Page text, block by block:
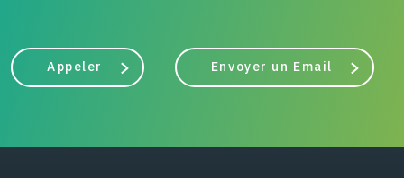
Appeler Envoyer un Email